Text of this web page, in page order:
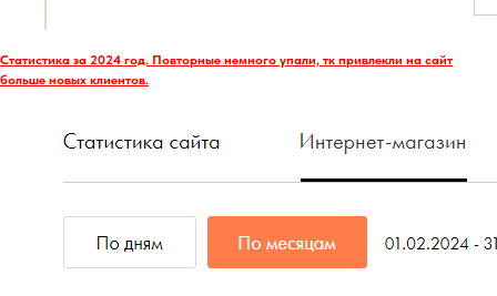
Статистика за 2024 год. Повторные немного упали, тк привлекли на сайт
больше новых клиентов.